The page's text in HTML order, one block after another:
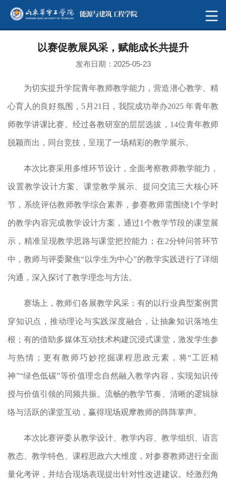
以赛促教展风采，赋能成长共提升
发布日期：2025-05-23
为切实提升学院青年教师教学能力，营造潜心教学、精
心育人的良好氛围，5月21日，我院成功举办2025 年青年教
师教学讲课比赛。经过各教研室的层层选拔，14位青年教师
脱颖而出，同台竞技，呈现了一场精彩的教学展示。
本次比赛采用多维环节设计，全面考察教师教学能力，
设置教学设计方案、课堂教学展示、提问交流三大核心环
节，系统评估教师教学综合素养，参赛教师需围绕1个学时
的教学内容完成教学设计方案，通过1个教学节段的课堂展
示，精准呈现教学思路与课堂把控能力；在2分钟问答环节
中，教师与评委聚焦“以学生为中心”的教学实践进行了详细
沟通，深入探讨了教学理念与方法。
赛场上，教师们各展教学风采：有的以行业典型案例贯
穿知识点，推动理论与实践深度融合，让抽象知识落地生
根；有的借助多媒体互动技术构建沉浸式课堂，激发学生参
与热情；更有教师巧妙挖掘课程思政元素，将“工匠精
神”“绿色低碳”等价值理念自然融入教学内容，实现知识传
授与价值引领的同频共振。流畅的教学节奏、清晰的逻辑脉
络与活跃的课堂互动，赢得现场观摩教师的阵阵掌声。
本次比赛评委从教学设计、教学内容、教学组织、语言
教态、教学特色、课程思政六大维度，对参赛教师进行全面
量化考评，并结合现场表现提出针对性改进建议。经激烈角